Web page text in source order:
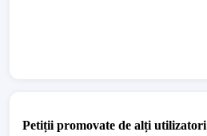
Petiții promovate de alți utilizatori